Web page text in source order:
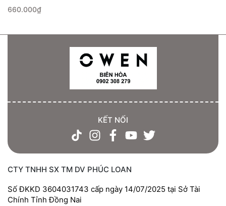
660.000₫
KẾT NỐI
CTY TNHH SX TM DV PHÚC LOAN
Số ĐKKD 3604031743 cấp ngày 14/07/2025 tại Sở Tài
Chính Tỉnh Đồng Nai